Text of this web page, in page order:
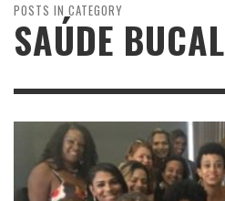
POSTS IN CATEGORY
SAÚDE BUCAL